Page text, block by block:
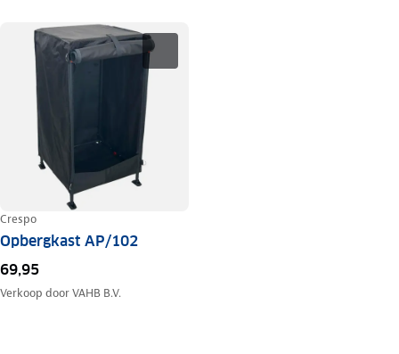
Crespo
Opbergkast AP/102
69,95
Verkoop doorVAHB B.V.